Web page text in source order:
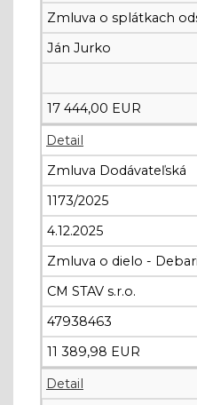
Zmluva o splátkach
Ján Jurko
17 444,00 EUR
Detail
Zmluva Dodávateľská
1173/2025
4.12.2025
Zmluva o dielo -
CM STAV s.r.o.
47938463
11 389,98 EUR
Detail